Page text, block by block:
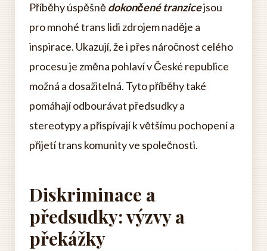
Příběhy úspěšnědokončené tranzicejsou
pro mnohé trans lidi zdrojem naděje a
inspirace. Ukazují, že i přes náročnost celého
procesu je změna pohlaví v České republice
možná a dosažitelná. Tyto příběhy také
pomáhají odbourávat předsudky a
stereotypy a přispívají k většímu pochopení a
přijetí trans komunity ve společnosti.
Diskriminace a
předsudky: výzvy a
překážky